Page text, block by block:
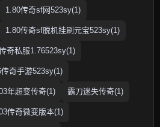
1.80传奇sf网523sy(1)
1.80传奇sf脱机挂刷元宝523sy(1)
奇私服1.76523sy(1)
传奇手游523sy(1)
年超变传奇(1) 霸刀迷失传奇(1)
传奇微变版本(1)